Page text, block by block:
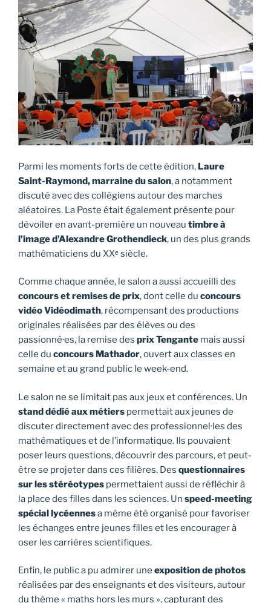
Parmi les moments forts de cette édition, Laure
Saint-Raymond, marraine du salon, a notamment
discuté avec des collégiens autour des marches
aléatoires. La Poste était également présente pour
dévoiler en avant-première un nouveau timbre à
l’image d’Alexandre Grothendieck, un des plus grands
mathématiciens du XXᵉ siècle.
Comme chaque année, le salon a aussi accueilli des
concours et remises de prix, dont celle du concours
vidéo Vidéodimath, récompensant des productions
originales réalisées par des élèves ou des
passionné·es, la remise des prix Tengante mais aussi
celle du concours Mathador, ouvert aux classes en
semaine et au grand public le week-end.
Le salon ne se limitait pas aux jeux et conférences. Un
stand dédié aux métiers permettait aux jeunes de
discuter directement avec des professionnel·les des
mathématiques et de l’informatique. Ils pouvaient
poser leurs questions, découvrir des parcours, et peut-
être se projeter dans ces filières. Des questionnaires
sur les stéréotypes permettaient aussi de réfléchir à
la place des filles dans les sciences. Un speed-meeting
spécial lycéennesa même été organisé pour favoriser
les échanges entre jeunes filles et les encourager à
oser les carrières scientifiques.
Enfin, le public a pu admirer une exposition de photos
réalisées par des enseignants et des visiteurs, autour
du thème « maths hors les murs », capturant des